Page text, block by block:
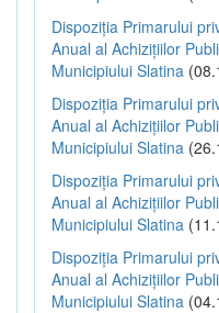
Dispoziția Primarului
Anual al Achizițiilor
Municipiului Slatina
Dispoziția Primarului
Anual al Achizițiilor
Municipiului Slatina
Dispoziția Primarului
Anual al Achizițiilor
Municipiului Slatina
Dispoziția Primarului
Anual al Achizițiilor
Municipiului Slatina